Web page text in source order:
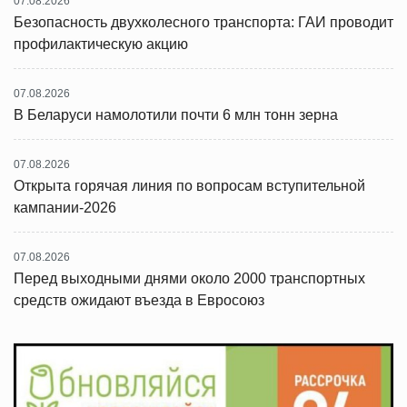
Безопасность двухколесного транспорта: ГАИ проводит
профилактическую акцию
07.08.2026
В Беларуси намолотили почти 6 млн тонн зерна
07.08.2026
Открыта горячая линия по вопросам вступительной
кампании-2026
07.08.2026
Перед выходными днями около 2000 транспортных
средств ожидают въезда в Евросоюз